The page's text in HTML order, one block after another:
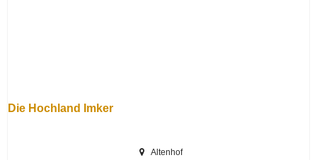
Die Hochland Imker
Altenhof